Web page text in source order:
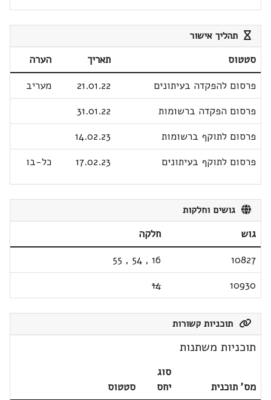
תהליך אישור
סטטוס תאריך
הערה
פרסום להפקדה בעיתונים
21.01.22
מעריב
פרסום הפקדה ברשומות
31.01.22
פרסום לתוקף ברשומות
14.02.23
פרסום לתוקף בעיתונים
17.02.23 כל-בו
גושים וחלקות
גוש
חלקה
10827
16
,
54
,
55
10930
14
תוכניות קשורות
תוכניות משתנות
מס' תוכנית
סוג
יחס
סטטוס